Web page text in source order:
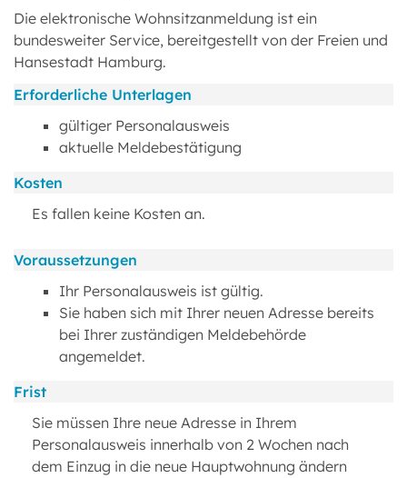
Die elektronische Wohnsitzanmeldung ist ein
bundesweiter Service, bereitgestellt von der Freien und
Hansestadt Hamburg.
Erforderliche Unterlagen
gültiger Personalausweis
aktuelle Meldebestätigung
Kosten
Es fallen keine Kosten an.
Voraussetzungen
Ihr Personalausweis ist gültig.
Sie haben sich mit Ihrer neuen Adresse bereits
bei Ihrer zuständigen Meldebehörde
angemeldet.
Frist
Sie müssen Ihre neue Adresse in Ihrem
Personalausweis innerhalb von 2 Wochen nach
dem Einzug in die neue Hauptwohnung ändern